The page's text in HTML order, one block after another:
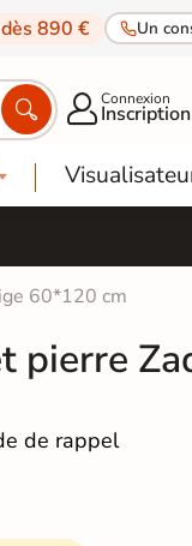
890 € Un
 Connexion
Inscription
60*120 cm
pierre
de rappel